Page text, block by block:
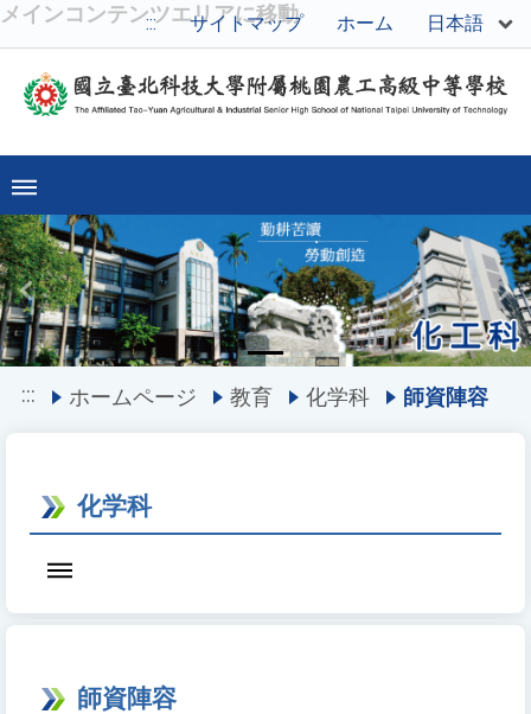
メインコンテンツエリアに移動
::: サイトマップ ホーム 日本語
Previous
::: ホームページ 教育 化学科 師資陣容
化学科
師資陣容